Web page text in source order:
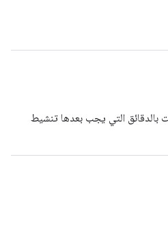
بالدقائق التي يجب بعدها تنشيط